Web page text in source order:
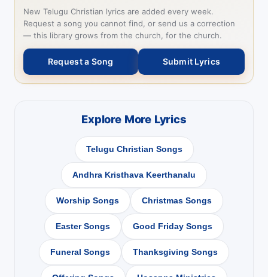
New Telugu Christian lyrics are added every week.
Request a song you cannot find, or send us a correction
— this library grows from the church, for the church.
Request a Song Submit Lyrics
Explore More Lyrics
Telugu Christian Songs
Andhra Kristhava Keerthanalu
Worship Songs Christmas Songs
Easter Songs Good Friday Songs
Funeral Songs Thanksgiving Songs